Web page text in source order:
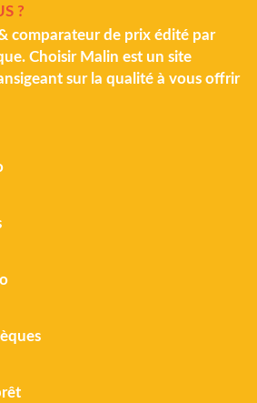
?
comparateur de prix édité par
Choisir Malin est un site
sur la qualité à vous offrir